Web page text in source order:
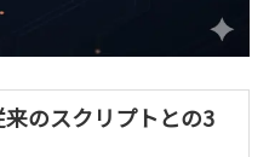
のスクリプトとの3